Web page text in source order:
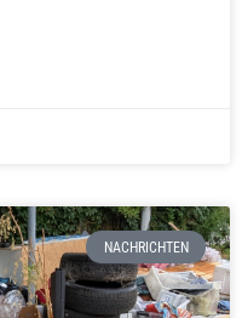
NACHRICHTEN